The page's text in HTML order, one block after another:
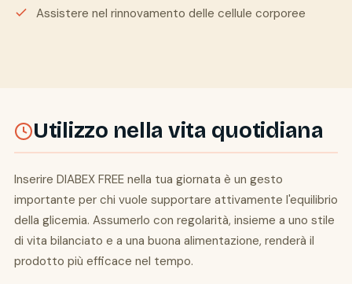
Assistere nel rinnovamento delle cellule corporee
Utilizzo nella vita quotidiana
Inserire DIABEX FREE nella tua giornata è un gesto
importante per chi vuole supportare attivamente l'equilibrio
della glicemia. Assumerlo con regolarità, insieme a uno stile
di vita bilanciato e a una buona alimentazione, renderà il
prodotto più efficace nel tempo.